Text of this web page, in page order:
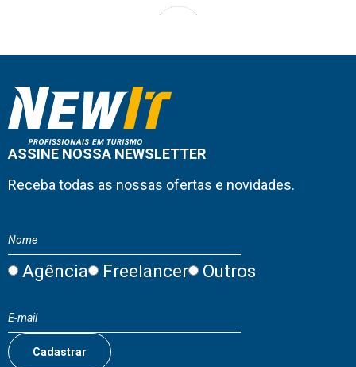
ASSINE NOSSA NEWSLETTER
Receba todas as nossas ofertas e novidades.
Agência Freelancer Outros